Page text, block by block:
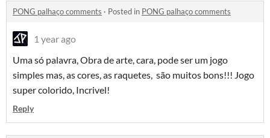
PONG palhaço comments · Posted in PONG palhaço comments
1 year ago
Uma só palavra, Obra de arte, cara, pode ser um jogo
simples mas, as cores, as raquetes, são muitos bons!!! Jogo
super colorido, Incrivel!
Reply